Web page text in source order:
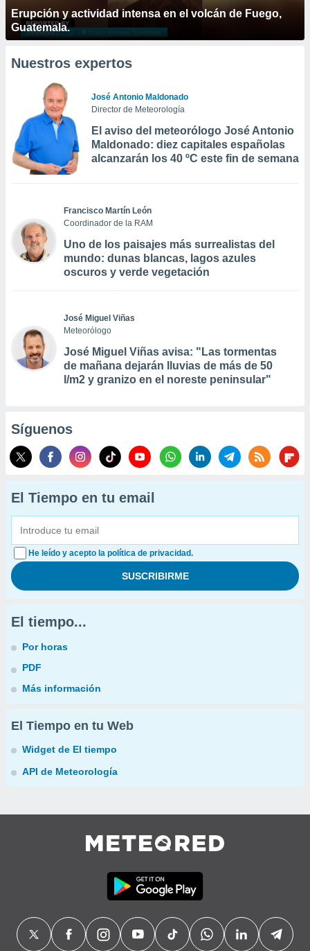
Erupción y actividad intensa en el volcán de Fuego,
Guatemala.
Nuestros expertos
José Antonio Maldonado
Director de Meteorología
El aviso del meteorólogo José Antonio
Maldonado: diez capitales españolas
alcanzarán los 40 ºC este fin de semana
Francisco Martín León
Coordinador de la RAM
Uno de los paisajes más surrealistas del
mundo: dunas blancas, lagos azules
oscuros y verde vegetación
José Miguel Viñas
Meteorólogo
José Miguel Viñas avisa: "Las tormentas
de mañana dejarán lluvias de más de 50
l/m2 y granizo en el noreste peninsular"
Síguenos
El Tiempo en tu email
He leído y acepto la política de privacidad.
El tiempo...
Por horas
PDF
Más información
El Tiempo en tu Web
Widget de El tiempo
API de Meteorología